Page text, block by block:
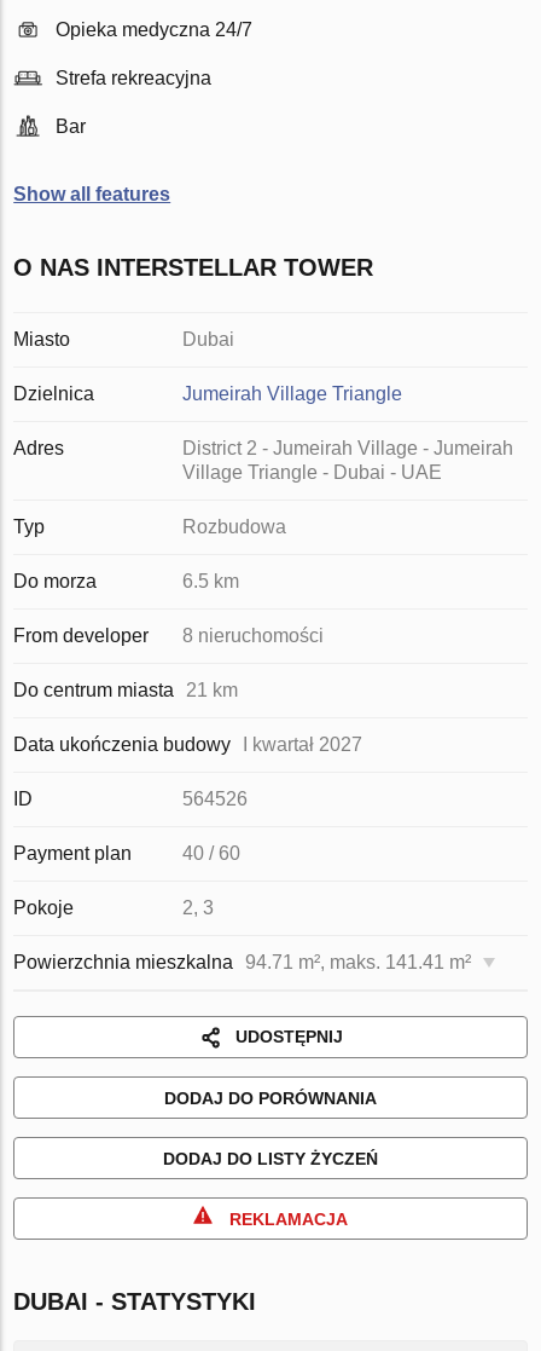
Opieka medyczna 24/7
Strefa rekreacyjna
Bar
Show all features
O NAS INTERSTELLAR TOWER
Miasto Dubai
Dzielnica Jumeirah Village Triangle
Adres
District 2 - Jumeirah Village - Jumeirah
Village Triangle - Dubai - UAE
Typ Rozbudowa
Do morza 6.5 km
From developer 8 nieruchomości
Do centrum miasta 21 km
Data ukończenia budowy I kwartał 2027
ID 564526
Payment plan 40 / 60
Pokoje 2, 3
Powierzchnia mieszkalna 94.71 m², maks. 141.41 m²
UDOSTĘPNIJ
DODAJ DO PORÓWNANIA
DODAJ DO LISTY ŻYCZEŃ
REKLAMACJA
DUBAI - STATYSTYKI